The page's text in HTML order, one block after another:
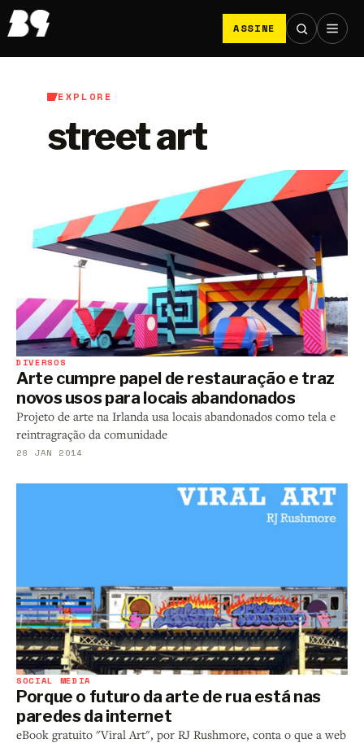
ASSINE
EXPLORE
street art
DIVERSOS
Arte cumpre papel de restauração e traz
novos usos para locais abandonados
Projeto de arte na Irlanda usa locais abandonados como tela e
reintragração da comunidade
28 JAN 2014
SOCIAL MEDIA
Porque o futuro da arte de rua está nas
paredes da internet
eBook gratuito "Viral Art", por RJ Rushmore, conta o que a web